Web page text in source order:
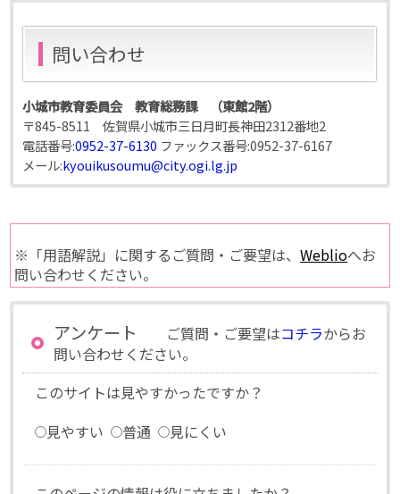
問い合わせ
小城市教育委員会 教育総務課 （東館2階）
〒845-8511 佐賀県小城市三日月町長神田2312番地2
電話番号:0952-37-6130 ファックス番号:0952-37-6167
メール:kyouikusoumu@city.ogi.lg.jp
※「用語解説」に関するご質問・ご要望は、Weblioへお
問い合わせください。
アンケート ご質問・ご要望はコチラからお
問い合わせください。
このサイトは見やすかったですか？
見やすい
普通 見にくい